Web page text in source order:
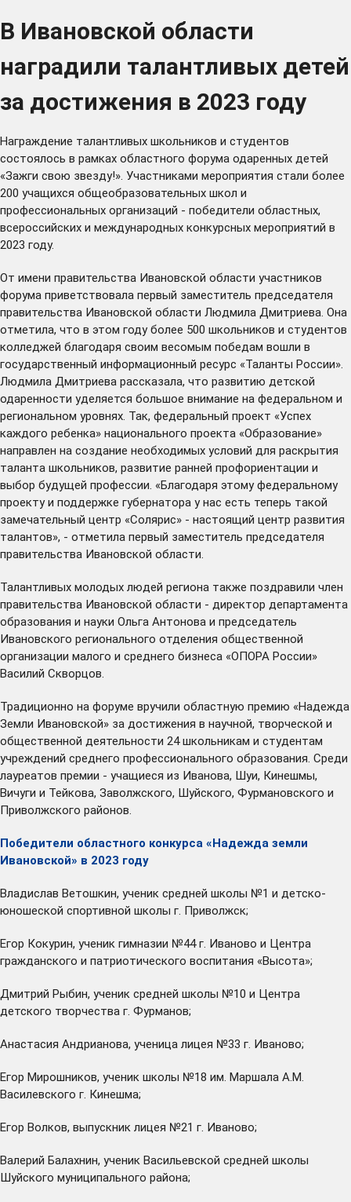
В Ивановской области
наградили талантливых детей
за достижения в 2023 году
Награждение талантливых школьников и студентов
состоялось в рамках областного форума одаренных детей
«Зажги свою звезду!». Участниками мероприятия стали более
200 учащихся общеобразовательных школ и
профессиональных организаций - победители областных,
всероссийских и международных конкурсных мероприятий в
2023 году.
От имени правительства Ивановской области участников
форума приветствовала первый заместитель председателя
правительства Ивановской области Людмила Дмитриева. Она
отметила, что в этом году более 500 школьников и студентов
колледжей благодаря своим весомым победам вошли в
государственный информационный ресурс «Таланты России».
Людмила Дмитриева рассказала, что развитию детской
одаренности уделяется большое внимание на федеральном и
региональном уровнях. Так, федеральный проект «Успех
каждого ребенка» национального проекта «Образование»
направлен на создание необходимых условий для раскрытия
таланта школьников, развитие ранней профориентации и
выбор будущей профессии. «Благодаря этому федеральному
проекту и поддержке губернатора у нас есть теперь такой
замечательный центр «Солярис» - настоящий центр развития
талантов», - отметила первый заместитель председателя
правительства Ивановской области.
Талантливых молодых людей региона также поздравили член
правительства Ивановской области - директор департамента
образования и науки Ольга Антонова и председатель
Ивановского регионального отделения общественной
организации малого и среднего бизнеса «ОПОРА России»
Василий Скворцов.
Традиционно на форуме вручили областную премию «Надежда
Земли Ивановской» за достижения в научной, творческой и
общественной деятельности 24 школьникам и студентам
учреждений среднего профессионального образования. Среди
лауреатов премии - учащиеся из Иванова, Шуи, Кинешмы,
Вичуги и Тейкова, Заволжского, Шуйского, Фурмановского и
Приволжского районов.
Победители областного конкурса «Надежда земли
Ивановской» в 2023 году
Владислав Ветошкин, ученик средней школы №1 и детско-
юношеской спортивной школы г. Приволжск;
Егор Кокурин, ученик гимназии №44 г. Иваново и Центра
гражданского и патриотического воспитания «Высота»;
Дмитрий Рыбин, ученик средней школы №10 и Центра
детского творчества г. Фурманов;
Анастасия Андрианова, ученица лицея №33 г. Иваново;
Егор Мирошников, ученик школы №18 им. Маршала А.М.
Василевского г. Кинешма;
Егор Волков, выпускник лицея №21 г. Иваново;
Валерий Балахнин, ученик Васильевской средней школы
Шуйского муниципального района;